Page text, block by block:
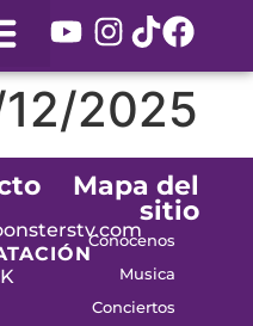
2025
Mapa del
sitio
Conocenos
Musica
Conciertos